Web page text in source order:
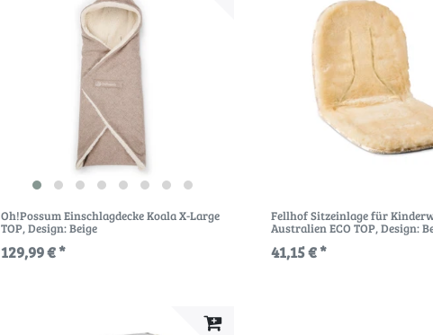
Oh!Possum Einschlagdecke Koala X-Large
TOP, Design: Beige
129,99 € *
Fellhof Sitzeinlage für
Australien ECO TOP, Design:
41,15 € *